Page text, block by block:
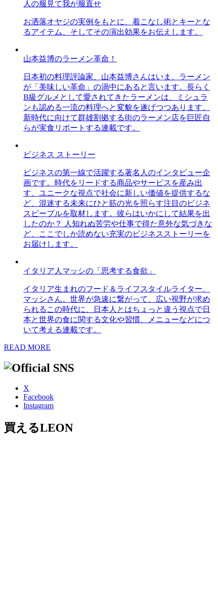
人の服見て我が服直せ
お洒落オヤジの実例をもとに、着こなし術とキーとな
るアイテム、そしてその演出効果をお伝えします。
山本益博のラーメン革命！
日本初の料理評論家、山本益博さんはいま、ラーメン
が「美味しい革命」の渦中にあると言います。長らく
B級グルメとして愛されてきたラーメンは、ミシュラ
ンも認める一流の料理へと変貌を遂げつつあります。
新時代に向けて群雄割拠する街のラーメン店を巨匠自
らが実食リポートする連載です。
ビジネス ストーリー
ビジネスの第一線で活躍する著名人のインタビュー企
画です。時代をリードする商品やサービスを産み出
す、ユニークな視点で社会に新しい価値を提供するな
ど、混迷する未来にひと筋の光を照らす注目のビジネ
スピープルを取材します。彼らはいかにして結果を出
したのか？ 人知れぬ苦労や仕事で得た意外な気づきな
ど、ここでしか読めない充実のビジネスストーリーを
お届けします。
イタリア人マッシの「思考する食欲」
イタリア生まれのフード＆ライフスタイルライター、
マッシさん。世界が急速に繋がって、広い視野が求め
られるこの時代に、日本人とはちょっと違う視点で日
本と世界の食に関する文化や習慣、メニューなどにつ
いて考える連載です。
READ MORE
X
Facebook
Instagram
買えるLEON